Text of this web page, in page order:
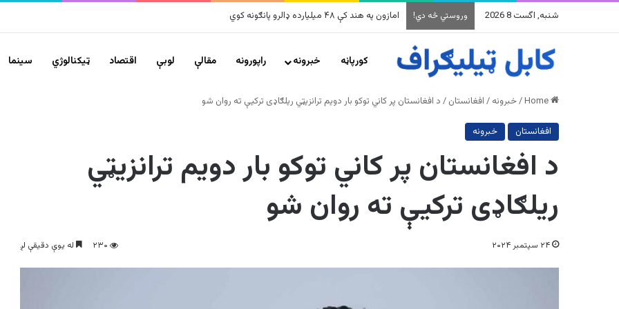
شنبه, اگست 8 2026 وروستي څه دي!
کورپاڼه خبرونه راپورونه مقالې لوبې اقتصاد ټیکنالوژي سينما
/خبرونه / افغانستان / د افغانستان پر کاني توکو بار دو‌یم ترانزیټي ریلګاډی ترکیې ته روان شو
افغانستان خبرونه
د افغانستان پر کاني توکو بار دو‌یم ترانزیټي
ریلګاډی ترکیې ته روان شو
۲۴ سپتمبر ۲۰۲۴ ۲۳۰ له یوې دقیقې لږ